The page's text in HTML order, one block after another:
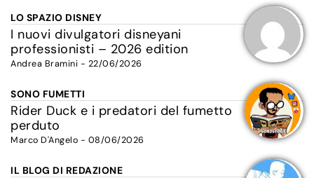
LO SPAZIO DISNEY
I nuovi divulgatori disneyani
professionisti – 2026 edition
Andrea Bramini - 22/06/2026
SONO FUMETTI
Rider Duck e i predatori del fumetto
perduto
Marco D'Angelo - 08/06/2026
IL BLOG DI REDAZIONE